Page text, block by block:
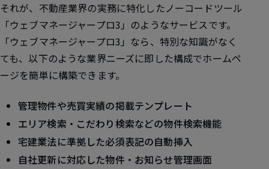
それが、不動産業界の実務に特化したノーコードツール
「ウェブマネージャープロ3」のようなサービスです。
「ウェブマネージャープロ3」なら、特別な知識がなく
ても、以下のような業界ニーズに即した構成でホームペ
ージを簡単に構築できます。
管理物件や売買実績の掲載テンプレート
エリア検索・こだわり検索などの物件検索機能
宅建業法に準拠した必須表記の自動挿入
自社更新に対応した物件・お知らせ管理画面